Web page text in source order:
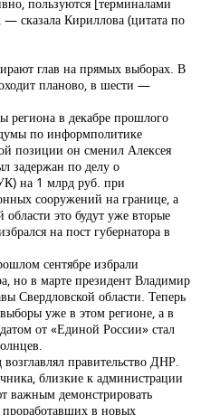
— сказала Кириллова (цитата по
глав на прямых выборах. В
планово, в шести —
региона в декабре прошлого
по информполитике
позиции он сменил Алексея
задержан по делу о
на 1 млрд руб. при
сооружений на границе, а
области это будут уже вторые
на пост губернатора в
сентябре избрали
но в марте президент Владимир
Свердловской области. Теперь
уже в этом регионе, а в
от «Единой России» стал
правительство ДНР.
близкие к администрации
важным демонстрировать
в новых